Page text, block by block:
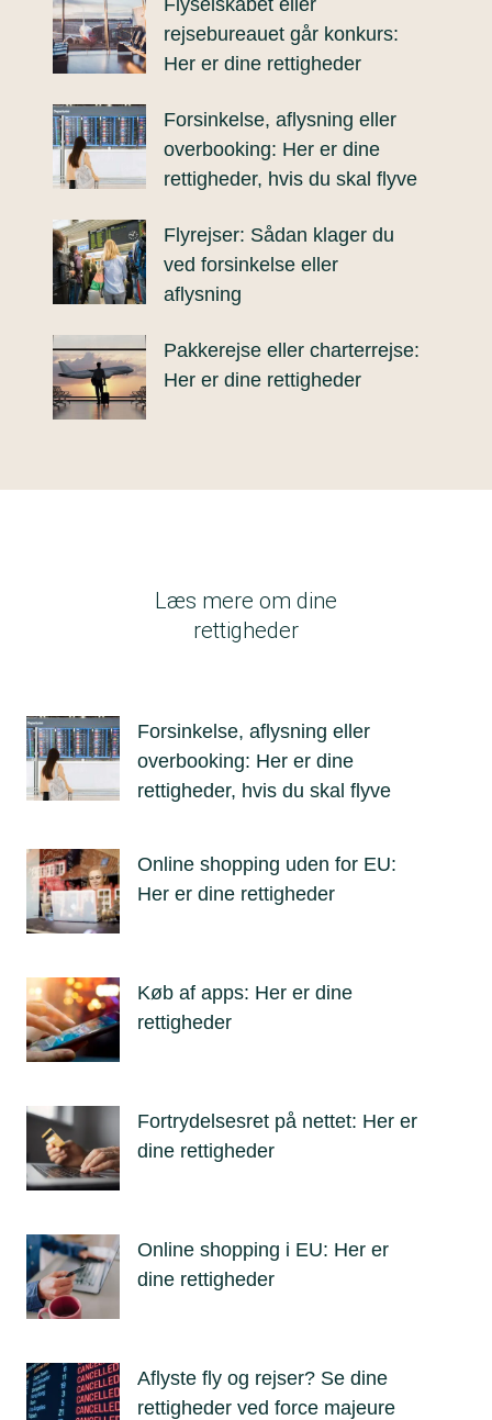
rejsebureauet går konkurs:
Her er dine rettigheder
Forsinkelse, aflysning eller
overbooking: Her er dine
rettigheder, hvis du skal flyve
Flyrejser: Sådan klager du
ved forsinkelse eller
aflysning
Pakkerejse eller charterrejse:
Her er dine rettigheder
Læs mere om dine
rettigheder
Forsinkelse, aflysning eller
overbooking: Her er dine
rettigheder, hvis du skal flyve
Online shopping uden for EU:
Her er dine rettigheder
Køb af apps: Her er dine
rettigheder
Fortrydelsesret på nettet: Her er
dine rettigheder
Online shopping i EU: Her er
dine rettigheder
Aflyste fly og rejser? Se dine
rettigheder ved force majeure